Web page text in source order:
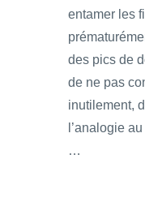
entamer les
des pics de
de ne pas
inutilement,
l’analogie
…